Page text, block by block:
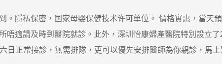
隱私保密，国家母婴保健技术许可单位。 價格實惠，當天預
適請及時到醫院就診。此外，深圳怡康婦產醫院特別設立了
日正常接診，無需排隊，更可以優先安排醫師為你親診，馬